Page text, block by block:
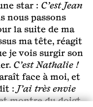
star : C’est Jean
nous passons
la suite de ma
ma tête, réagit
je vois surgir son
C’est Nathalie !
face à moi, et
: J’ai très envie
montre du doigt